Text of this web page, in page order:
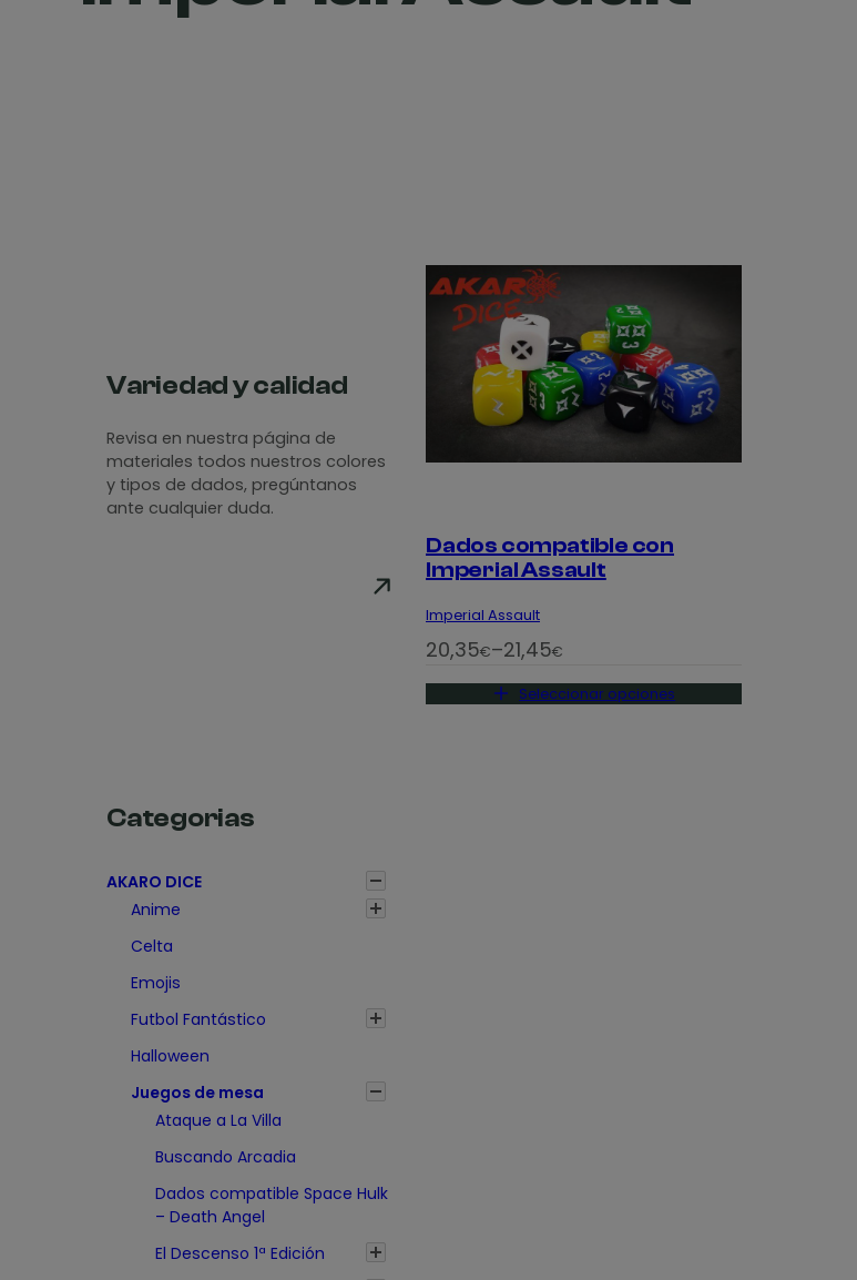
Dados compatible con
Imperial Assault
Imperial Assault
20,35€–21,45€
R
a
n
Seleccionar opciones
Variedad y calidad
Revisa en nuestra página de
materiales todos nuestros colores
y tipos de dados, pregúntanos
ante cualquier duda.
Categorias
AKARO DICE
Anime
Celta
Emojis
Futbol Fantástico
Halloween
Juegos de mesa
Ataque a La Villa
Buscando Arcadia
Dados compatible Space Hulk
– Death Angel
El Descenso 1ª Edición